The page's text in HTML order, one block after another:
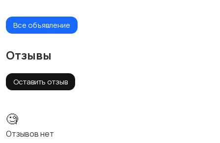
семьям!
Все объявление
Отзывы
Оставить отзыв
🧐
Отзывов нет